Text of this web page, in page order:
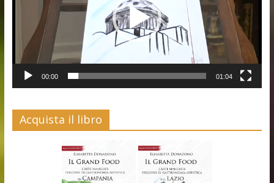
00:00 01:04
Acquista il libro